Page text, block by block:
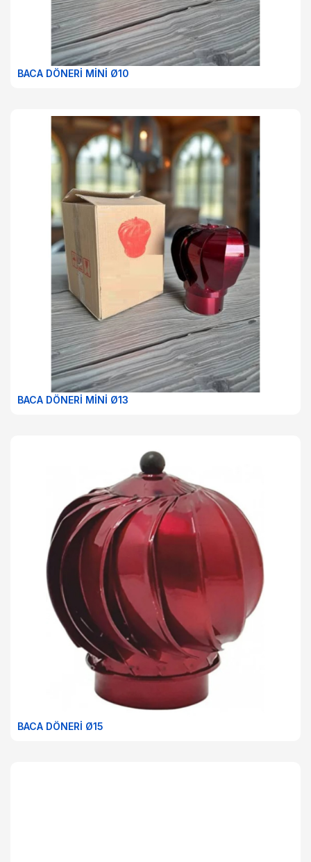
BACA DÖNERİ MİNİ Ø10
BACA DÖNERİ MİNİ Ø13
BACA DÖNERİ Ø15